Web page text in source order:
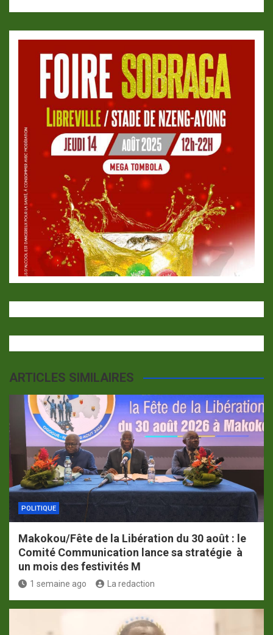
ARTICLES SIMILAIRES
POLITIQUE
Makokou/Fête de la Libération du 30 août : le
Comité Communication lance sa stratégie à
un mois des festivités M
1 semaine ago La redaction